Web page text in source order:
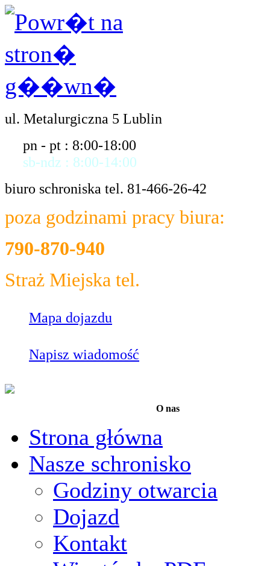
ul. Metalurgiczna 5 Lublin
pn - pt : 8:00-18:00
sb-ndz : 8:00-14:00
biuro schroniska tel. 81-466-26-42
poza godzinami pracy biura:
790-870-940
Straż Miejska tel.
Mapa dojazdu
Napisz wiadomość
O nas
Strona główna
Nasze schronisko
Godziny otwarcia
Dojazd
Kontakt